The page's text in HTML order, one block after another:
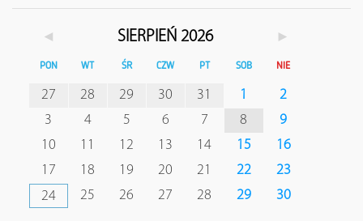
◄ SIERPIEŃ 2026 ►
PON WT ŚR CZW PT SOB NIE
27 28 29 30 31 1
2
3
4 5 6 7 8
9
10
11 12 13 14 15
16
17
18 19 20 21 22
23
24
25 26 27 28 29 30